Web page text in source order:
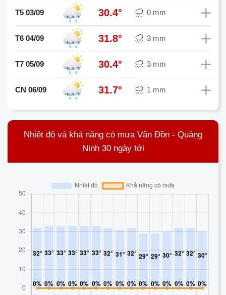
T5 03/09 30.4° 0 mm
T6 04/09 31.8° 3 mm
T7 05/09 30.4° 3 mm
CN 06/09 31.7° 1 mm
Nhiệt độ và khả năng có mưa Vân Đồn - Quảng
Ninh 30 ngày tới